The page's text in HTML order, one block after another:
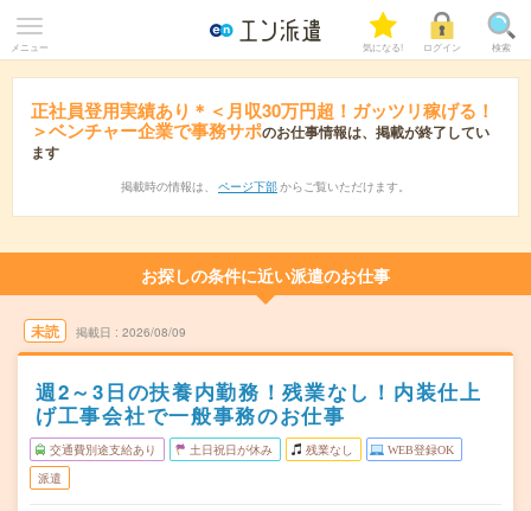
メニュー 気になる! ログイン 検索
正社員登用実績あり＊＜月収30万円超！ガッツリ稼げる！
＞ベンチャー企業で事務サポのお仕事情報は、掲載が終了してい
ます
掲載時の情報は、 ページ下部 からご覧いただけます。
お探しの条件に近い派遣のお仕事
未読 掲載日 2026/08/09
週2～3日の扶養内勤務！残業なし！内装仕上
げ工事会社で一般事務のお仕事
交通費別途支給あり 土日祝日が休み 残業なし WEB登録OK
派遣